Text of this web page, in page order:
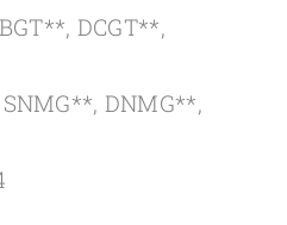
DCGT**,
DNMG**,